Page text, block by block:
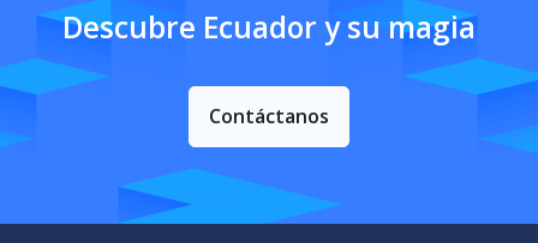
Descubre Ecuador y su magia
Contáctanos